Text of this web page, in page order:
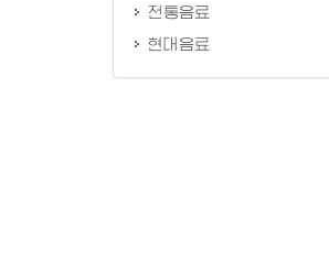
전통음료
현대음료